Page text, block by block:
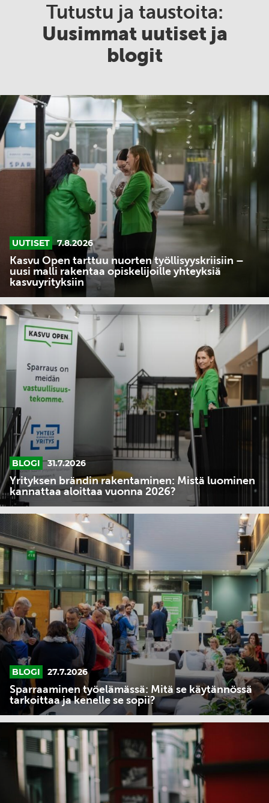
Tutustu ja taustoita:
Uusimmat uutiset ja
blogit
Kasvu
Open
tarttuu
nuorten
työllisyyskriisiin
–
yhteyksiä
kasvuyrityksiin
UUTISET 7.8.2026
Kasvu Open tarttuu nuorten työllisyyskriisiin –
uusi malli rakentaa opiskelijoille yhteyksiä
kasvuyrityksiin
Yrityksen
brändin
rakentaminen:
luominen
kannattaa
aloittaa
vuonna
2026?
BLOGI 31.7.2026
Yrityksen brändin rakentaminen: Mistä luominen
kannattaa aloittaa vuonna 2026?
Sparraaminen
työelämässä:
Mitä
se
käytännössä
tarkoittaa
ja
kenelle
se
sopii?
BLOGI 27.7.2026
Sparraaminen työelämässä: Mitä se käytännössä
tarkoittaa ja kenelle se sopii?
Strateginen
sparraus:
Tehokkaat
menetelmät
yrityksen